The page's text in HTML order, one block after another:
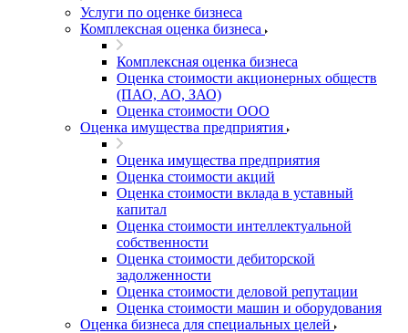
Услуги по оценке бизнеса
Комплексная оценка бизнеса
Комплексная оценка бизнеса
Оценка стоимости акционерных обществ
(ПАО, АО, ЗАО)
Оценка стоимости ООО
Оценка имущества предприятия
Оценка имущества предприятия
Оценка стоимости акций
Оценка стоимости вклада в уставный
капитал
Оценка стоимости интеллектуальной
собственности
Оценка стоимости дебиторской
задолженности
Оценка стоимости деловой репутации
Оценка стоимости машин и оборудования
Оценка бизнеса для специальных целей